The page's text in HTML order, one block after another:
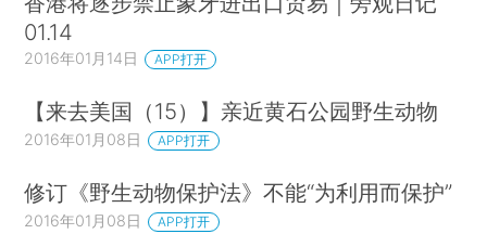
01.14
2016年01月14日 APP打开
【来去美国（15）】亲近黄石公园野生动物
2016年01月08日 APP打开
修订《野生动物保护法》不能“为利用而保护”
2016年01月08日 APP打开